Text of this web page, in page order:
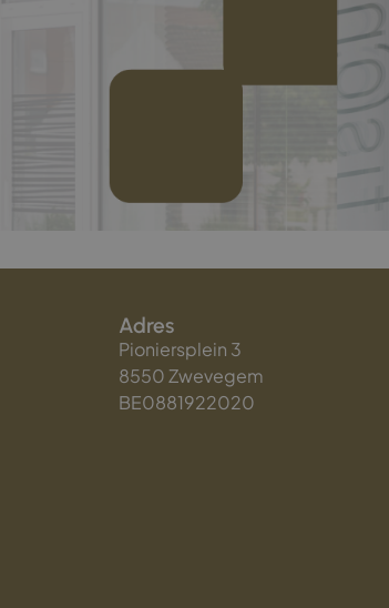
Adres
Pioniersplein 3
8550 Zwevegem
BE0881922020